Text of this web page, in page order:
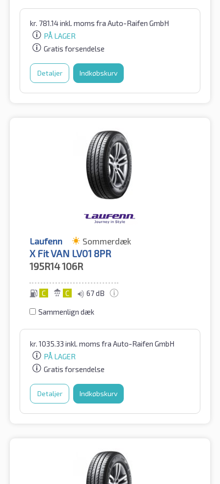
kr. 781.14inkl. moms fra Auto-Raifen GmbH
PÅ LAGER
Gratis forsendelse
Detaljer Indkøbskurv
Laufenn Sommerdæk
X Fit VAN LV01 8PR
195R14106R
C C 67 dB
Sammenlign dæk
kr. 1035.33 inkl. moms fra Auto-Raifen GmbH
PÅ LAGER
Gratis forsendelse
Detaljer Indkøbskurv